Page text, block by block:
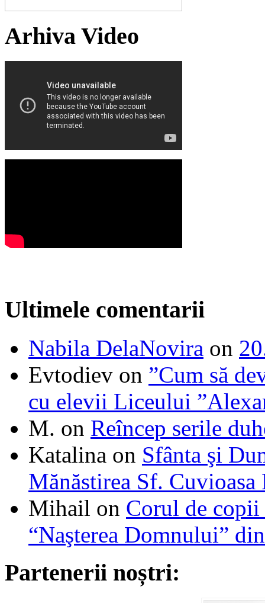
Arhiva Video
Ultimele comentarii
Nabila DelaNovira on
Evtodiev on ”Cum să
cu elevii Liceului
M. on Reîncep serile
Katalina on Sfânta şi
Mănăstirea Sf. Cuvioasa
Mihail on Corul de
“Naşterea Domnului”
Partenerii noștri: